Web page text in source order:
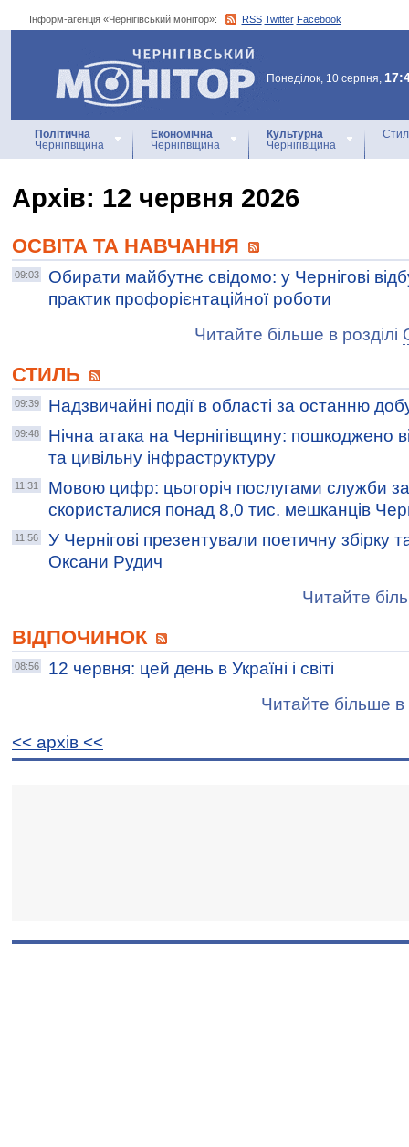
Інформ-агенція «Чернігівський монітор»: RSS Twitter Facebook
Інформ-агенція
«Чернігівський монітор»
Понеділок, 10 серпня,
Політична
Чернігівщина
Економічна
Чернігівщина
Культурна
Чернігівщина
Архiв: 12 червня 2026
ОСВІТА ТА НАВЧАННЯ
09:03
Обирати майбутнє свідомо: у Чернігові
практик профорієнтаційної роботи
Читайте більше в розділі
СТИЛЬ
09:39 Надзвичайні події в області за останню
09:48
Нічна атака на Чернігівщину: пошкоджено
та цивільну інфраструктуру
11:31
Мовою цифр: цьогоріч послугами служби
скористалися понад 8,0 тис. мешканців
11:56
У Чернігові презентували поетичну збірку
Оксани Рудич
Читайте
ВІДПОЧИНОК
08:56
12 червня: цей день в Україні і світі
Читайте більше в
<< архiв <<